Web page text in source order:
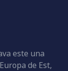
este una
de Est,